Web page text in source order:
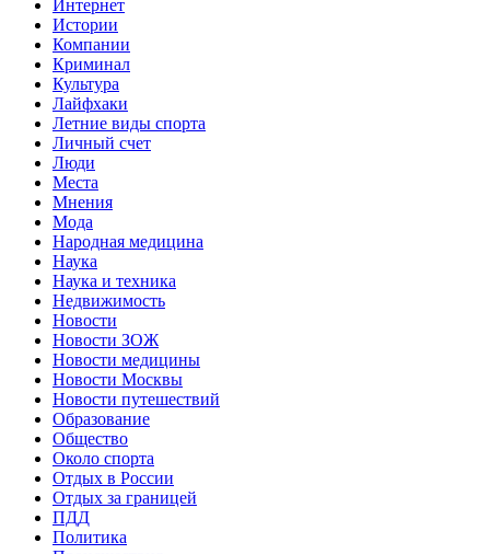
Интернет
Истории
Компании
Криминал
Культура
Лайфхаки
Летние виды спорта
Личный счет
Люди
Места
Мнения
Мода
Народная медицина
Наука
Наука и техника
Недвижимость
Новости
Новости ЗОЖ
Новости медицины
Новости Москвы
Новости путешествий
Образование
Общество
Около спорта
Отдых в России
Отдых за границей
ПДД
Политика